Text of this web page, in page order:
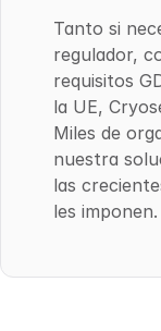
Tanto si
regulador,
requisitos
la UE,
Miles de
nuestra
las
les imponen.